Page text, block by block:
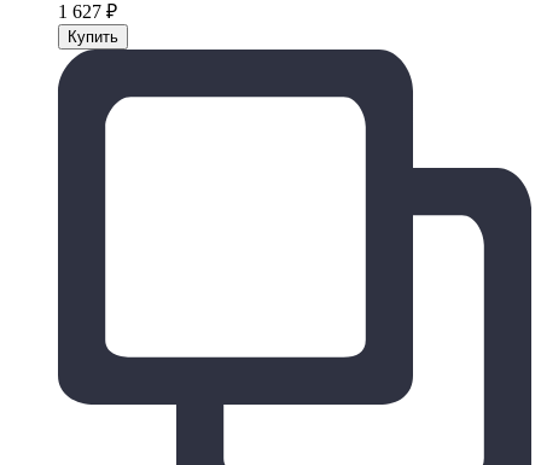
1 627 ₽